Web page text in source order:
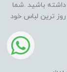
داشته باشید .شما
ترین لباس خود